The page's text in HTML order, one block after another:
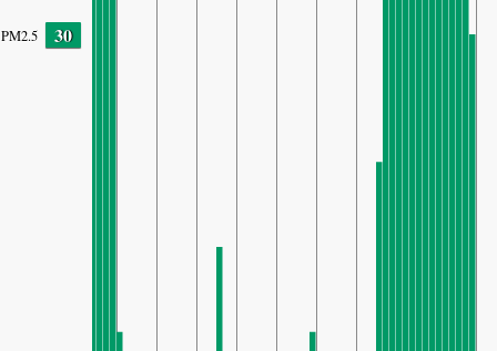
PM2.5 30